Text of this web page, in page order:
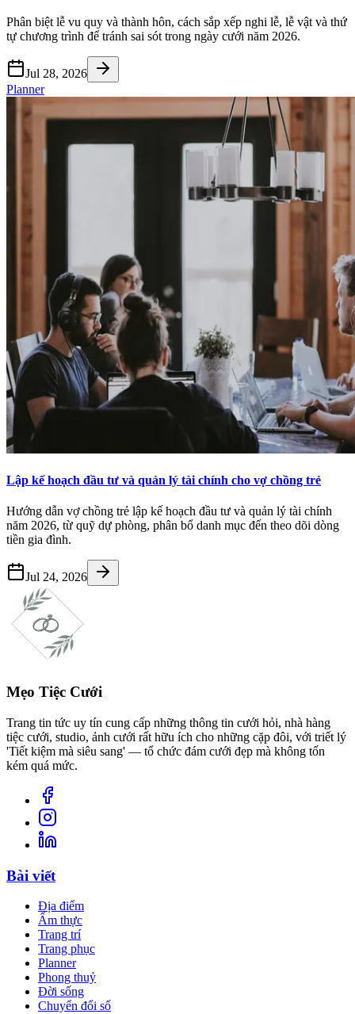
Phân biệt lễ vu quy và thành hôn, cách sắp xếp nghi lễ, lễ vật và thứ
tự chương trình để tránh sai sót trong ngày cưới năm 2026.
Jul 28, 2026
Planner
Lập kế hoạch đầu tư và quản lý tài chính cho vợ chồng trẻ
Hướng dẫn vợ chồng trẻ lập kế hoạch đầu tư và quản lý tài chính
năm 2026, từ quỹ dự phòng, phân bổ danh mục đến theo dõi dòng
tiền gia đình.
Jul 24, 2026
Mẹo Tiệc Cưới
Trang tin tức uy tín cung cấp những thông tin cưới hỏi, nhà hàng
tiệc cưới, studio, ảnh cưới rất hữu ích cho những cặp đôi, với triết lý
'Tiết kiệm mà siêu sang' — tổ chức đám cưới đẹp mà không tốn
kém quá mức.
Bài viết
Địa điểm
Ẩm thực
Trang trí
Trang phục
Planner
Phong thuỷ
Đời sống
Chuyển đổi số